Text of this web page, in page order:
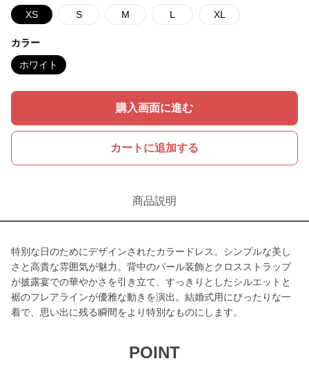
XS S M L XL
カラー
ホワイト
購入画面に進む
カートに追加する
商品説明
特別な日のためにデザインされたカラードレス。シンプルな美し
さと高貴な雰囲気が魅力。背中のパール装飾とクロスストラップ
が披露宴での華やかさを引き立て、すっきりとしたシルエットと
裾のフレアラインが優雅な動きを演出。結婚式用にぴったりな一
着で、思い出に残る瞬間をより特別なものにします。
POINT